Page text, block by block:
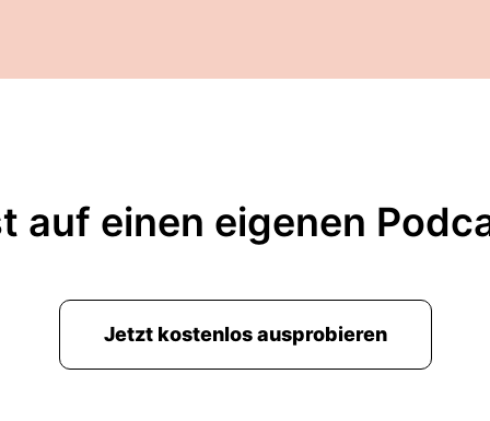
auf einen eigenen
Jetzt kostenlos ausprobieren